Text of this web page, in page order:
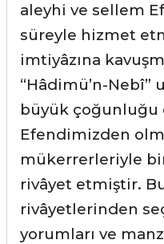
aleyhi ve sellem
süreyle hizmet
imtiyâzına
“Hâdimü’n-Nebî”
büyük çoğunluğu
Efendimizden
mükerrerleriyle
rivâyet etmiştir.
rivâyetlerinden
yorumları ve